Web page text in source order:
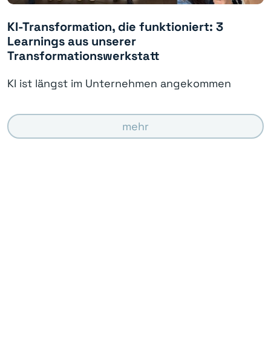
KI-Transformation, die funktioniert: 3
Learnings aus unserer
Transformationswerkstatt
KI ist längst im Unternehmen angekommen
mehr